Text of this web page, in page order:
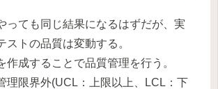
っても同じ結果になるはずだが、実
ストの品質は変動する。
作成することで品質管理を行う。
理限界外(UCL：上限以上、LCL：下